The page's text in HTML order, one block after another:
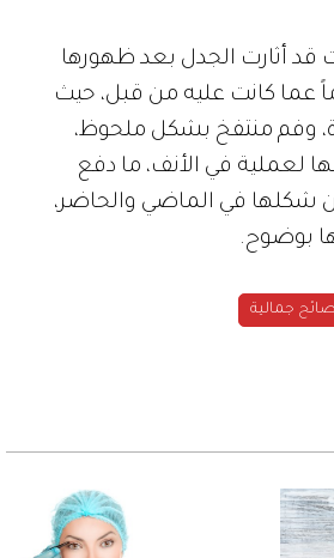
قد أثارت الجدل بعد ظهورها
عما كانت عليه من قبل، حيث
وفم منتفخ بشكل ملحوظ،
لعملية في الأنف، ما دفع
شكلها في الماضي والحاضر،
بوضوح.
جمالية